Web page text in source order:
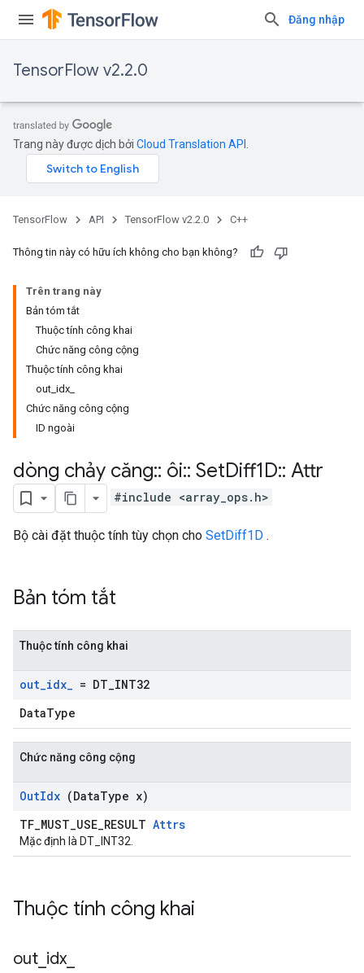
Đăng nhập
TensorFlow v2.2.0
Trang này được dịch bởi Cloud Translation API
TensorFlow API TensorFlow v2.2.0 C++
Thông tin này có hữu ích không cho bạn không?
Trên trang này
Bản tóm tắt
Thuộc tính công khai
Chức năng công cộng
Thuộc tính công khai
out_idx_
Chức năng công cộng
ID ngoài
dòng chảy căng:: ôi:: SetDiff1D:: Attr
#include <array_ops.h>
Bộ cài đặt thuộc tính tùy chọn cho SetDiff1D .
Bản tóm tắt
Thuộc tính công khai
out_idx_ = DT INT32
DataType
Chức năng công cộng
OutIdx (DataType x)
TF_MUST_USE_RESULT Attrs
Mặc định là DT_INT32.
Thuộc tính công khai
out idx